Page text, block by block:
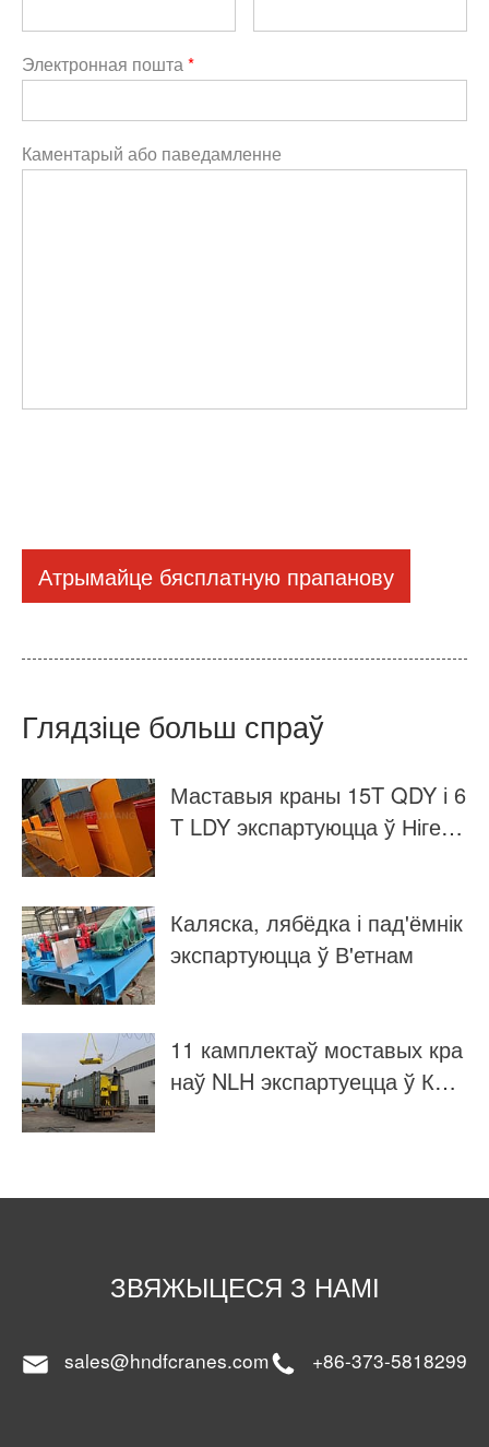
Электронная пошта*
Каментарый або паведамленне
Атрымайце бясплатную прапанову
Глядзіце больш спраў
Маставыя краны 15T QDY і 6
T LDY экспартуюцца ў Нігер
Каляска, лябёдка і пад'ёмнік
экспартуюцца ў В'етнам
11 камплектаў моставых кра
наў NLH экспартуецца ў Кат
ЗВЯЖЫЦЕСЯ З НАМІ
sales@hndfcranes.com +86-373-5818299